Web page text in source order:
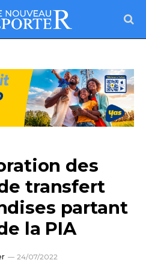
des
transfert
partant
la PIA
24/07/2022